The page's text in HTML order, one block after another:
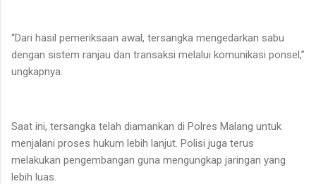
“Dari hasil pemeriksaan awal, tersangka mengedarkan sabu
dengan sistem ranjau dan transaksi melalui komunikasi ponsel,”
ungkapnya.
Saat ini, tersangka telah diamankan di Polres Malang untuk
menjalani proses hukum lebih lanjut. Polisi juga terus
melakukan pengembangan guna mengungkap jaringan yang
lebih luas.